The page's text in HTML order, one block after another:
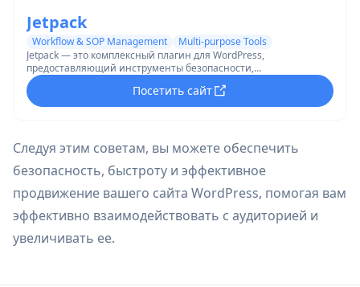
Jetpack
Workflow & SOP Management
Multi-purpose Tools
Jetpack — это комплексный плагин для WordPress,
предоставляющий инструменты безопасности,
производительности и роста для защиты, ускорения и
расширения сайтов.
Посетить сайт
Следуя этим советам, вы можете обеспечить
безопасность, быстроту и эффективное
продвижение вашего сайта WordPress, помогая вам
эффективно взаимодействовать с аудиторией и
увеличивать ее.